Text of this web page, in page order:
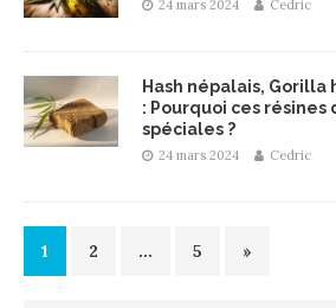
24 mars 2024 Cedric
Hash népalais,
: Pourquoi ces résines
spéciales ?
24 mars 2024 Cedric
1 2 … 5 »